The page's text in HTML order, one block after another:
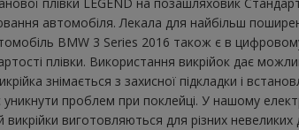
автомобіля. Лекала для найбільш
BMW 3 Series 2016 також є в
плівки. Використання викрійок дає
знімається з захисної підкладки і
проблем при поклейці. У нашому
виготовляються для різних